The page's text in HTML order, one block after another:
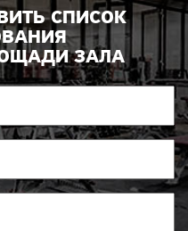
СПИСОК
ЗАЛА